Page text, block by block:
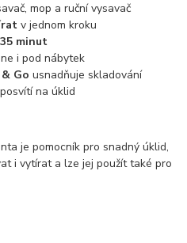
mop a ruční vysavač
v jednom kroku
35 minut
i pod nábytek
Go usnadňuje skladování
na úklid
je pomocník pro snadný úklid,
i vytírat a lze jej použít také pro